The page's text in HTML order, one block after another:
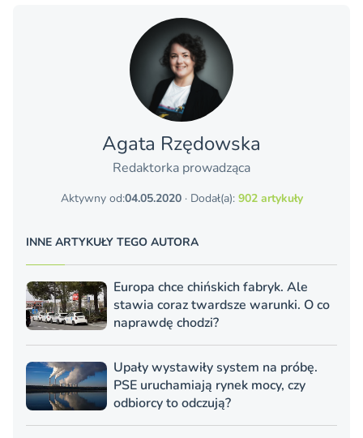
Agata Rzędowska
Redaktorka prowadząca
Aktywny od:04.05.2020· Dodał(a): 902 artykuły
INNE ARTYKUŁY TEGO AUTORA
Europa chce chińskich fabryk. Ale
stawia coraz twardsze warunki. O co
naprawdę chodzi?
Upały wystawiły system na próbę.
PSE uruchamiają rynek mocy, czy
odbiorcy to odczują?